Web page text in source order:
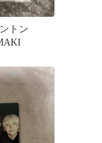
ントン